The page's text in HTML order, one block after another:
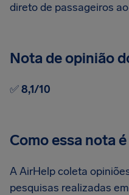
direto de passageiros
Nota de opinião
✅8,1/10
Como essa nota
A AirHelp coleta
pesquisas realizadas